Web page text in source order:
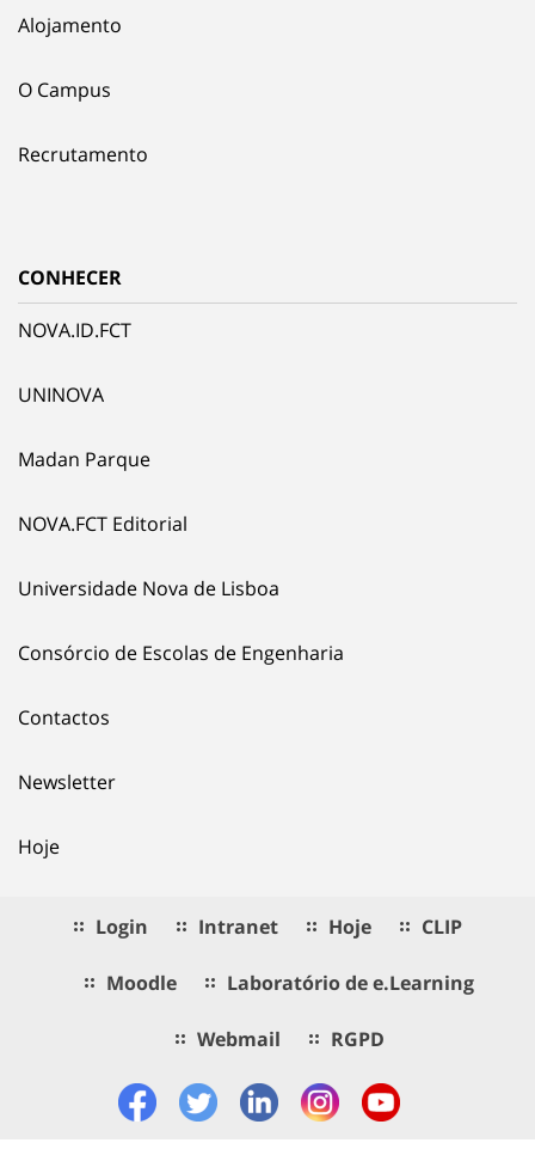
Alojamento
O Campus
Recrutamento
CONHECER
NOVA.ID.FCT
UNINOVA
Madan Parque
NOVA.FCT Editorial
Universidade Nova de Lisboa
Consórcio de Escolas de Engenharia
Contactos
Newsletter
Hoje
Login Intranet Hoje CLIP
Moodle Laboratório de e.Learning
Webmail RGPD